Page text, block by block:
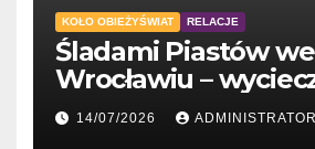
KOŁO OBIEŻYŚWIAT RELACJE
Śladami Piastów we
Wrocławiu –
Obieżyświat
14/07/2026 ADMINISTRATOR